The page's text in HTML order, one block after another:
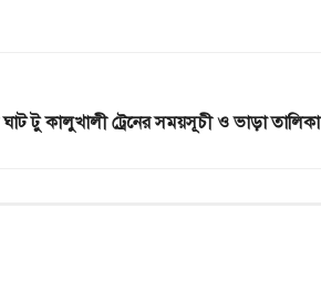
টু কালুখালী ট্রেনের সময়সূচী ও ভাড়া তালিকা